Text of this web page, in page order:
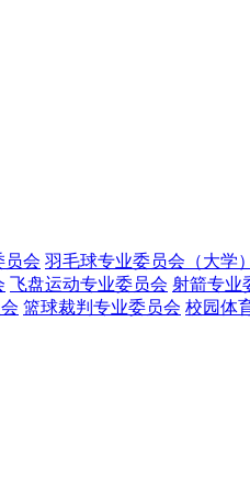
员会 羽毛球专业委员会（大学）
飞盘运动专业委员会 射箭专业
篮球裁判专业委员会 校园体